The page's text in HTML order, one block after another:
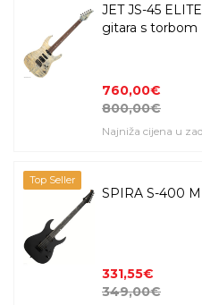
JET JS-45
gitara s torbom
760,00€
800,00€
Najniža cijena u
Top Seller
SPIRA S-400
331,55€
349,00€